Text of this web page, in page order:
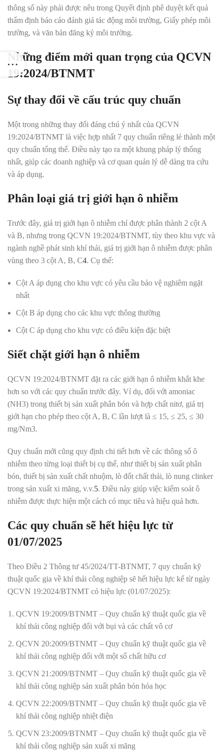
thông số này phải được nêu trong Quyết định phê duyệt kết quả
thẩm định báo cáo đánh giá tác động môi trường, Giấy phép môi
trường, và văn bản đăng ký môi trường.
Những điểm mới quan trọng của QCVN
19:2024/BTNMT
Sự thay đổi về cấu trúc quy chuẩn
Một trong những thay đổi đáng chú ý nhất của QCVN
19:2024/BTNMT là việc hợp nhất 7 quy chuẩn riêng lẻ thành một
quy chuẩn tổng thể. Điều này tạo ra một khung pháp lý thống
nhất, giúp các doanh nghiệp và cơ quan quản lý dễ dàng tra cứu
và áp dụng.
Phân loại giá trị giới hạn ô nhiễm
Trước đây, giá trị giới hạn ô nhiễm chỉ được phân thành 2 cột A
và B, nhưng trong QCVN 19:2024/BTNMT, tùy theo khu vực và
ngành nghề phát sinh khí thải, giá trị giới hạn ô nhiễm được phân
vùng theo 3 cột A, B, C4. Cụ thể:
Cột A áp dụng cho khu vực có yêu cầu bảo vệ nghiêm ngặt
nhất
Cột B áp dụng cho các khu vực thông thường
Cột C áp dụng cho khu vực có điều kiện đặc biệt
Siết chặt giới hạn ô nhiễm
QCVN 19:2024/BTNMT đặt ra các giới hạn ô nhiễm khắt khe
hơn so với các quy chuẩn trước đây. Ví dụ, đối với amoniac
(NH3) trong thiết bị sản xuất phân bón và hợp chất nitơ, giá trị
giới hạn cho phép theo cột A, B, C lần lượt là ≤ 15, ≤ 25, ≤ 30
mg/Nm3.
Quy chuẩn mới cũng quy định chi tiết hơn về các thông số ô
nhiễm theo từng loại thiết bị cụ thể, như thiết bị sản xuất phân
bón, thiết bị sản xuất chất nhuộm, lò đốt chất thải, lò nung clinker
trong sản xuất xi măng, v.v.5. Điều này giúp việc kiểm soát ô
nhiễm được thực hiện một cách có mục tiêu và hiệu quả hơn.
Các quy chuẩn sẽ hết hiệu lực từ
01/07/2025
Theo Điều 2 Thông tư 45/2024/TT-BTNMT, 7 quy chuẩn kỹ
thuật quốc gia về khí thải công nghiệp sẽ hết hiệu lực kể từ ngày
QCVN 19:2024/BTNMT có hiệu lực (01/07/2025):
QCVN 19:2009/BTNMT – Quy chuẩn kỹ thuật quốc gia về
khí thải công nghiệp đối với bụi và các chất vô cơ
QCVN 20:2009/BTNMT – Quy chuẩn kỹ thuật quốc gia về
khí thải công nghiệp đối với một số chất hữu cơ
QCVN 21:2009/BTNMT – Quy chuẩn kỹ thuật quốc gia về
khí thải công nghiệp sản xuất phân bón hóa học
QCVN 22:2009/BTNMT – Quy chuẩn kỹ thuật quốc gia về
khí thải công nghiệp nhiệt điện
QCVN 23:2009/BTNMT – Quy chuẩn kỹ thuật quốc gia về
khí thải công nghiệp sản xuất xi măng